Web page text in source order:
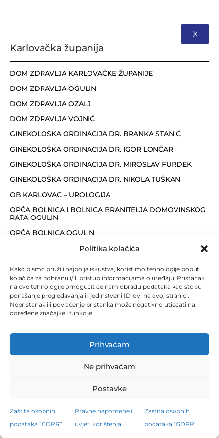
Politika kolačića
Kako bismo pružili najbolja iskustva, koristimo tehnologije poput
kolačića za pohranu i/ili pristup informacijama o uređaju. Pristanak
na ove tehnologije omogućit će nam obradu podataka kao što su
ponašanje pregledavanja ili jedinstveni ID-ovi na ovoj stranici.
Nepristanak ili povlačenje pristanka može negativno utjecati na
određene značajke i funkcije.
Prihvaćam
Ne prihvaćam
Postavke
Zaštita osobnih
podataka “GDPR”
Pravne napomene i
uvjeti korištenja
Zaštita osobnih
podataka “GDPR”
X
Karlovačka županija
DOM ZDRAVLJA KARLOVAČKE ŽUPANIJE
DOM ZDRAVLJA OGULIN
DOM ZDRAVLJA OZALJ
DOM ZDRAVLJA VOJNIĆ
GINEKOLOŠKA ORDINACIJA DR. BRANKA STANIĆ
GINEKOLOŠKA ORDINACIJA DR. IGOR LONČAR
GINEKOLOŠKA ORDINACIJA DR. MIROSLAV FURDEK
GINEKOLOŠKA ORDINACIJA DR. NIKOLA TUŠKAN
OB KARLOVAC – UROLOGIJA
OPĆA BOLNICA I BOLNICA BRANITELJA DOMOVINSKOG
RATA OGULIN
OPĆA BOLNICA OGULIN
ORDINACIJA OPĆE MEDICINE DR. ŽELJKO MARŠIĆ
POLIKLINIKA ULTRAZVUK